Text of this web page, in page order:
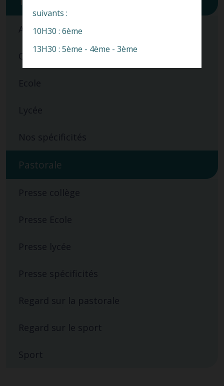
APEL
Collège
Ecole
Lycée
Nos spécificités
Pastorale
Presse collège
Presse Ecole
Presse lycée
Presse spécificités
Regard sur la pastorale
Regard sur le sport
Sport
suivants :
10H30 : 6ème
13H30 : 5ème - 4ème - 3ème